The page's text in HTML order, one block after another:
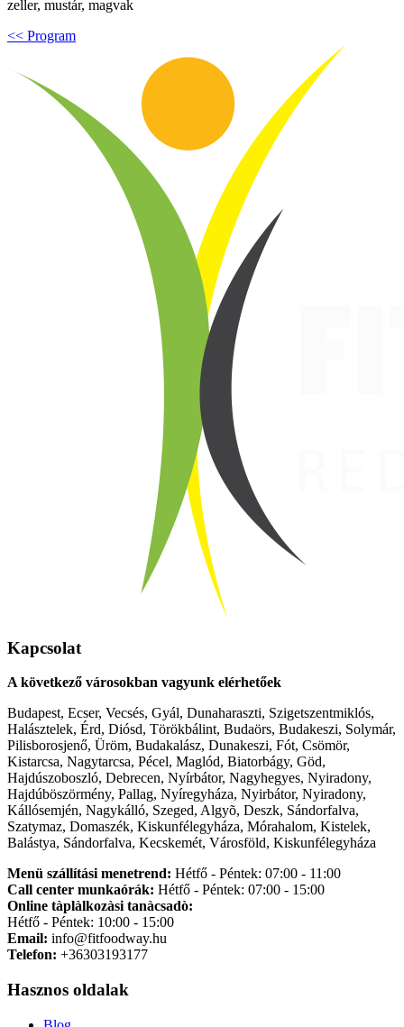
zeller, mustár, magvak
<< Program
Kapcsolat
A következő városokban vagyunk elérhetőek
Budapest, Ecser, Vecsés, Gyál, Dunaharaszti, Szigetszentmiklós,
Halásztelek, Érd, Diósd, Törökbálint, Budaörs, Budakeszi, Solymár,
Pilisborosjenő, Üröm, Budakalász, Dunakeszi, Fót, Csömör,
Kistarcsa, Nagytarcsa, Pécel, Maglód, Biatorbágy, Göd,
Hajdúszoboszló, Debrecen, Nyírbátor, Nagyhegyes, Nyiradony,
Hajdúböszörmény, Pallag, Nyíregyháza, Nyirbátor, Nyiradony,
Kállósemjén, Nagykálló, Szeged, Algyõ, Deszk, Sándorfalva,
Szatymaz, Domaszék, Kiskunfélegyháza, Mórahalom, Kistelek,
Balástya, Sándorfalva, Kecskemét, Városföld, Kiskunfélegyháza
Menü szállítási menetrend: Hétfő - Péntek: 07:00 - 11:00
Call center munkaórák: Hétfő - Péntek: 07:00 - 15:00
Online tàplàlkozàsi tanàcsadò:
Hétfő - Péntek: 10:00 - 15:00
Email: info@fitfoodway.hu
Telefon: +36303193177
Hasznos oldalak